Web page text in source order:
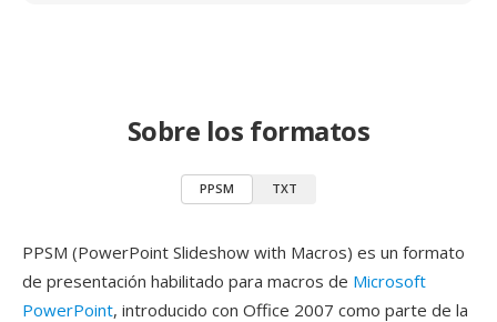
Sobre los formatos
PPSM TXT
PPSM (PowerPoint Slideshow with Macros) es un formato
de presentación habilitado para macros de Microsoft
PowerPoint, introducido con Office 2007 como parte de la